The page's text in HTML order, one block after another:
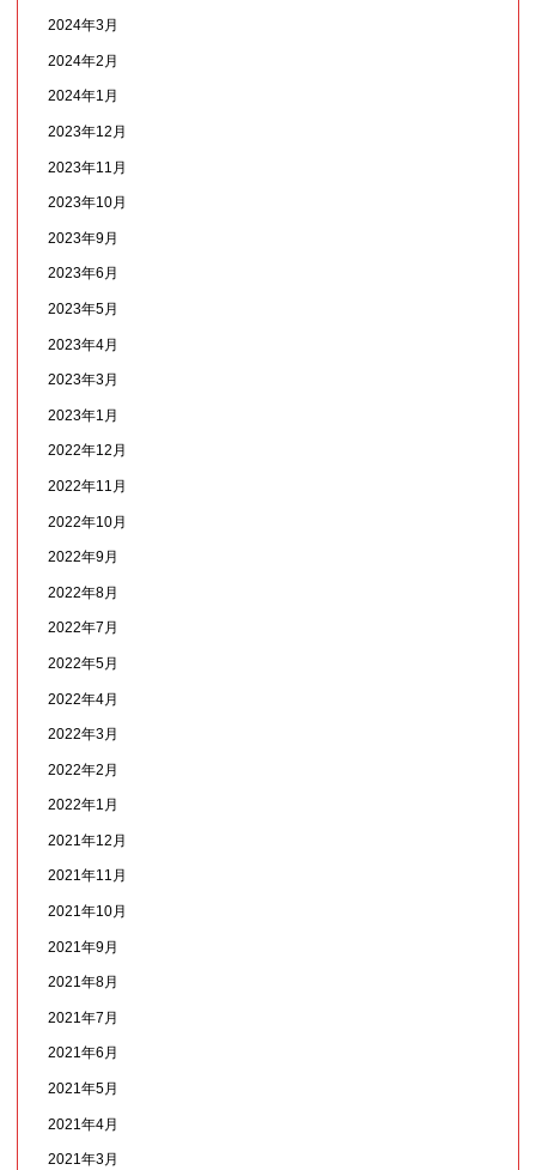
2024年3月
2024年2月
2024年1月
2023年12月
2023年11月
2023年10月
2023年9月
2023年6月
2023年5月
2023年4月
2023年3月
2023年1月
2022年12月
2022年11月
2022年10月
2022年9月
2022年8月
2022年7月
2022年5月
2022年4月
2022年3月
2022年2月
2022年1月
2021年12月
2021年11月
2021年10月
2021年9月
2021年8月
2021年7月
2021年6月
2021年5月
2021年4月
2021年3月